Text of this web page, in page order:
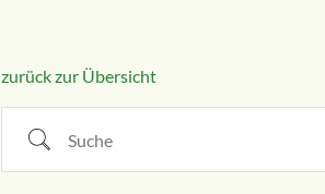
zurück zur Übersicht
Suche